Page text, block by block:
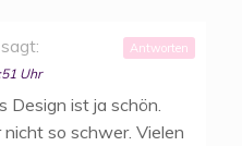
sagt:
Uhr
Design ist ja schön.
so schwer. Vielen
Antworten